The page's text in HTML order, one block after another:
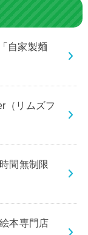
自家製麺
（リムズフ
間無制限
本専門店